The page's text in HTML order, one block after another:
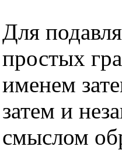
Для
простых
именем
затем и
смыслом